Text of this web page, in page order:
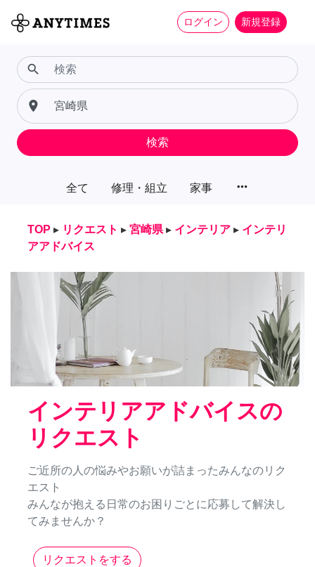
ログイン 新規登録
全て 修理・組立 家事 more_horiz
search
place
検索
TOP ▸ リクエスト ▸ 宮崎県 ▸ インテリア ▸ インテリ
アアドバイス
インテリアアドバイスの
リクエスト
ご近所の人の悩みやお願いが詰まったみんなのリク
エスト
みんなが抱える日常のお困りごとに応募して解決し
てみませんか？
リクエストをする